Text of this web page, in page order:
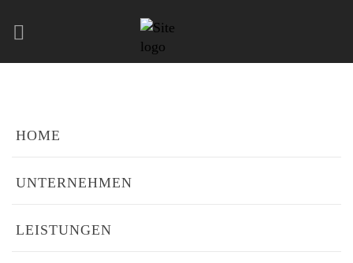
NO POSTS WERE FOUND!
HOME
UNTERNEHMEN
LEISTUNGEN